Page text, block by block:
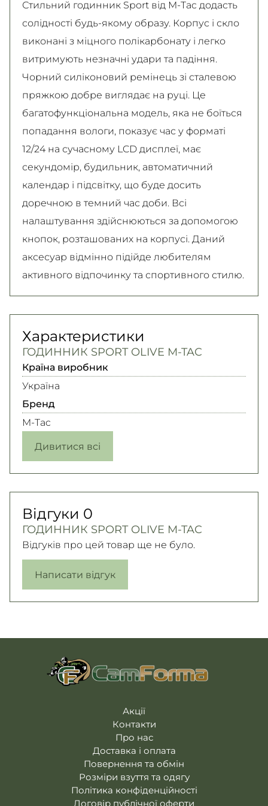
Детальніше
Стильний годинник Sport від M-Tac додасть
солідності будь-якому образу. Корпус і скло
виконані з міцного полікарбонату і легко
витримують незначні удари та падіння.
Чорний силіконовий ремінець зі сталевою
пряжкою добре виглядає на руці. Це
багатофункціональна модель, яка не боїться
попадання вологи, показує час у форматі
12/24 на сучасному LCD дисплеї, має
секундомір, будильник, автоматичний
календар і підсвітку, що буде досить
доречною в темний час доби. Всі
налаштування здійснюються за допомогою
кнопок, розташованих на корпусі. Даний
аксесуар відмінно підійде любителям
активного відпочинку та спортивного стилю.
Характеристики
ГОДИННИК SPORT OLIVE M-TAC
Країна виробник
Україна
Бренд
M-Tac
Дивитися всі
Відгуки 0
ГОДИННИК SPORT OLIVE M-TAC
Відгуків про цей товар ще не було.
Написати відгук
Акції
Контакти
Про нас
Доставка і оплата
Повернення та обмін
Розміри взуття та одягу
Політика конфіденційності
Договір публічної оферти